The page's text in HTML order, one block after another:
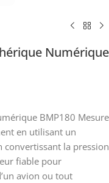
Numérique
BMP180 Mesure
en utilisant un
convertissant la pression
fiable pour
avion ou tout